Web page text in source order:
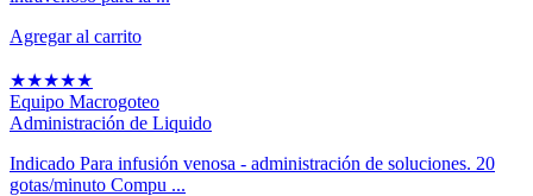
Agregar al carrito
★★★★★
Equipo Macrogoteo
Administración de Liquido
Indicado Para infusión venosa - administración de soluciones. 20
gotas/minuto Compu ...